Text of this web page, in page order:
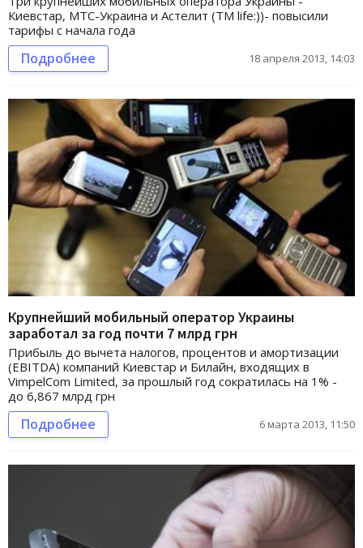
Киевстар, МТС-Украина и Астелит (ТМ life:))- повысили
тарифы с начала года
Подробнее 18 апреля 2013, 14:03
Крупнейший мобильный оператор Украины
заработал за год почти 7 млрд грн
Прибыль до вычета налогов, процентов и амортизации
(EBITDA) компаний Киевстар и Билайн, входящих в
VimpelCom Limited, за прошлый год сократилась на 1% -
до 6,867 млрд грн
Подробнее 6 марта 2013, 11:50